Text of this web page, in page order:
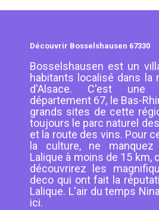
Découvrir Bosselshausen 67330
Bosselshausen est un
habitants localisé dans la
d'Alsace. C'est une
département 67, le Bas-
grands sites de cette
toujours le parc naturel
et la route des vins. Pour
la culture, ne
Lalique à moins de 15 km,
découvrirez les
deco qui ont fait la
Lalique. L'air du temps
ici.